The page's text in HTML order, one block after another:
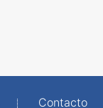
Contacto